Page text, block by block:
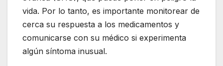
vida. Por lo tanto, es importante monitorear de
cerca su respuesta a los medicamentos y
comunicarse con su médico si experimenta
algún síntoma inusual.